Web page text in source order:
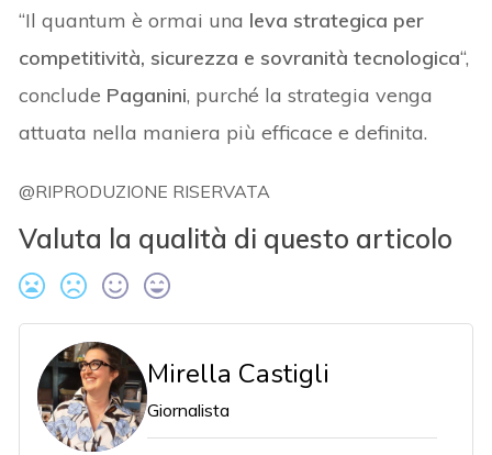
“Il quantum è ormai una leva strategica per
competitività, sicurezza e sovranità tecnologica“,
conclude Paganini, purché la strategia venga
attuata nella maniera più efficace e definita.
@RIPRODUZIONE RISERVATA
Valuta la qualità di questo articolo
Mirella Castigli
Giornalista